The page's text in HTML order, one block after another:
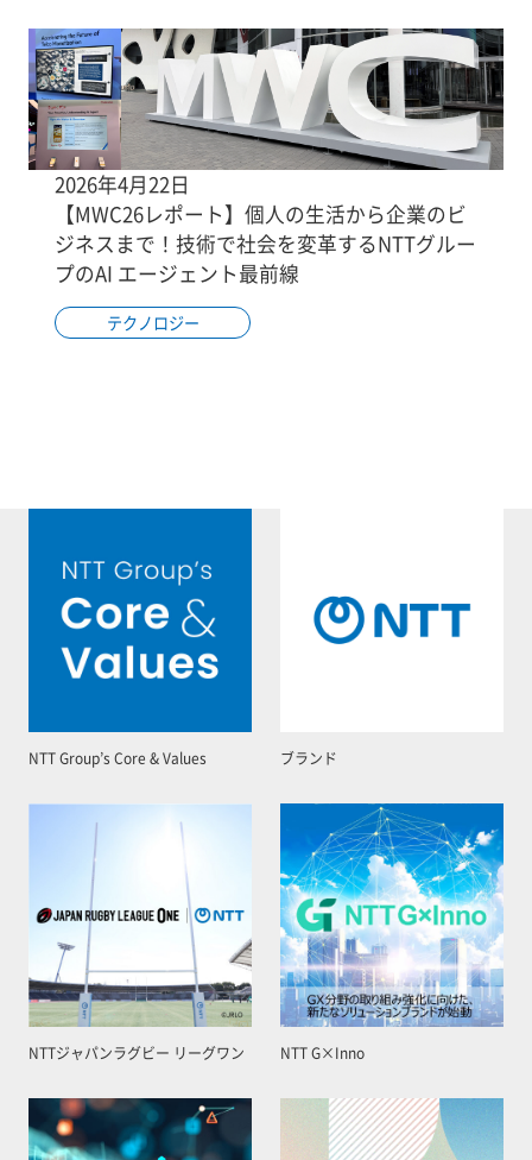
2026年4月22日
【MWC26レポート】個人の生活から企業のビ
ジネスまで！技術で社会を変革するNTTグルー
プのAI エージェント最前線
テクノロジー
NTT Group’s Core & Values ブランド
NTTジャパンラグビー リーグワン NTT G×Inno